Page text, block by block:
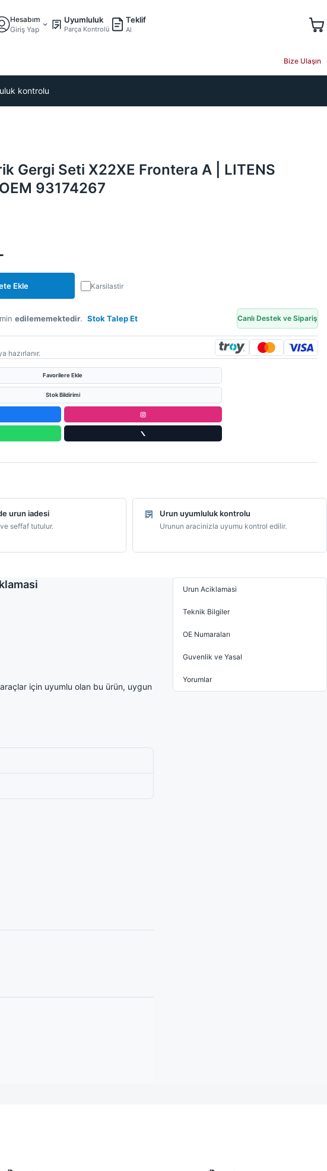
Hesabım
Giriş Yap
Uyumluluk
Parça Kontrolü
Teklif
Al
Bize Ulaşın
kontrolu
Gergi Seti X22XE Frontera A | LITENS
93174267
Ekle Karsilastir
edilememektedir. Stok Talep Et Canlı Destek ve Sipariş
hazırlanır.
Favorilere Ekle
Stok Bildirimi
urun iadesi
seffaf tutulur.
Urun uyumluluk kontrolu
Urunun aracinizla uyumu kontrol edilir.
için uyumlu olan bu ürün, uygun
Urun Aciklamasi
Teknik Bilgiler
OE Numaraları
Guvenlik ve Yasal
Yorumlar